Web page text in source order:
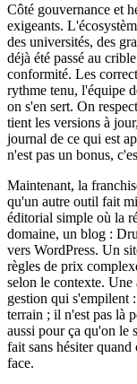
Côté gouvernance et
exigeants.
des universités, des
déjà été passé au
conformité. Les
rythme tenu, l'équipe
on s'en sert. On
tient les versions à
journal de ce qui est
n'est pas un bonus,
Maintenant, la
qu'un autre outil fait
éditorial simple où la
domaine, un blog :
vers WordPress. Un
règles de prix
selon le contexte. Une
gestion qui s'empilent
terrain ; il n'est pas là
aussi pour ça qu'on le
fait sans hésiter
face.